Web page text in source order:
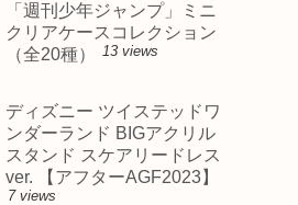
「週刊少年ジャンプ」ミニ
クリアケースコレクション
（全20種）
13 views
ディズニー ツイステッドワ
ンダーランド BIGアクリル
スタンド スケアリードレス
ver. 【アフターAGF2023】
7 views